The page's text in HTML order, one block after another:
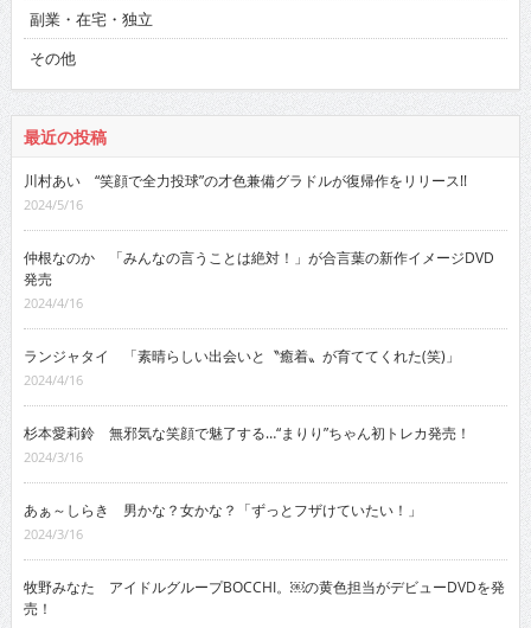
副業・在宅・独立
その他
最近の投稿
川村あい “笑顔で全力投球”の才色兼備グラドルが復帰作をリリース!!
2024/5/16
仲根なのか 「みんなの言うことは絶対！」が合言葉の新作イメージDVD
発売
2024/4/16
ランジャタイ 「素晴らしい出会いと〝癒着〟が育ててくれた(笑)」
2024/4/16
杉本愛莉鈴 無邪気な笑顔で魅了する…“まりり”ちゃん初トレカ発売！
2024/3/16
あぁ～しらき 男かな？女かな？「ずっとフザけていたい！」
2024/3/16
牧野みなた アイドルグループBOCCHI。￼の黄色担当がデビューDVDを発
売！